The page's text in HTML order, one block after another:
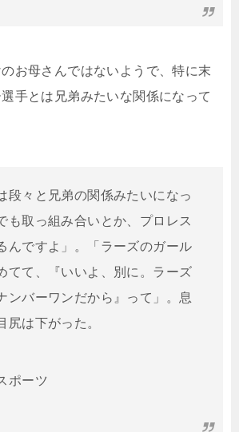
お母さんではないようで、特に末
手とは兄弟みたいな関係になって
段々と兄弟の関係みたいになっ
も取っ組み合いとか、プロレス
んですよ」。「ラーズのガール
てて、『いいよ、別に。ラーズ
ンバーワンだから』って」。息
尻は下がった。
ポーツ